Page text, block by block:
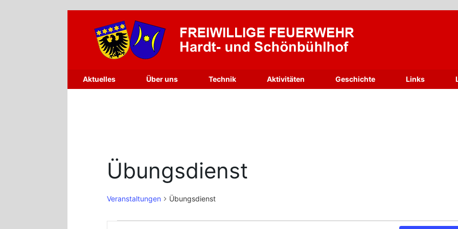
springen
Aktuelles Über uns Technik Aktivitäten Geschichte Links
Übungsdienst
Veranstaltungen Übungsdienst